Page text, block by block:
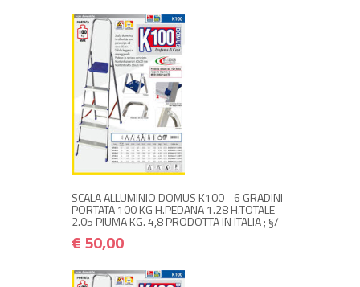
SCALA ALLUMINIO DOMUS K100 - 6 GRADINI
PORTATA 100 KG H.PEDANA 1.28 H.TOTALE
2.05 PIUMA KG. 4,8 PRODOTTA IN ITALIA ; §/
€ 50,00
NON DISPONIBILE A MAGAZZINO
Avvisami quando disponibile